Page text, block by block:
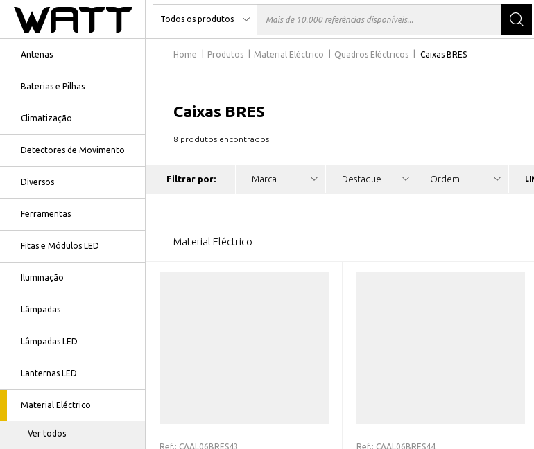
Antenas
Baterias e Pilhas
Climatização
Detectores de Movimento
Diversos
Ferramentas
Fitas e Módulos LED
Iluminação
Lâmpadas
Lâmpadas LED
Lanternas LED
Material Eléctrico
Ver todos
Home Produtos Material Eléctrico Quadros Eléctricos Caixas BRES
Caixas BRES
Filtrar por:
8 produtos encontrados
Material Eléctrico
Ref.: CAAL06BRES43 Ref.: CAAL06BRES44